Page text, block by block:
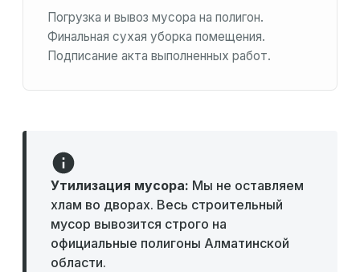
Погрузка и вывоз мусора на полигон.
Финальная сухая уборка помещения.
Подписание акта выполненных работ.
Утилизация мусора: Мы не оставляем
хлам во дворах. Весь строительный
мусор вывозится строго на
официальные полигоны Алматинской
области.